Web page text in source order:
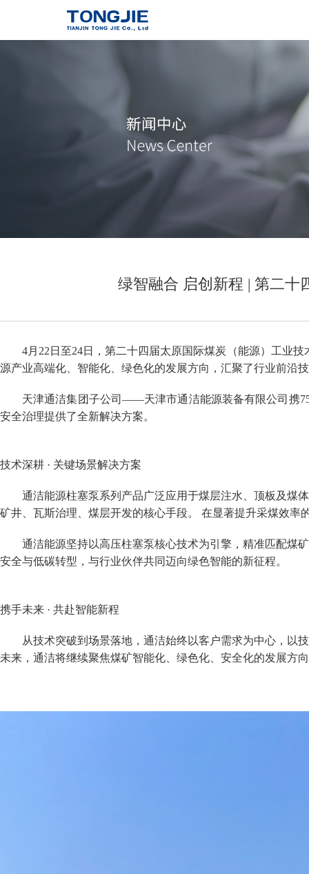
绿智融合 启创新程 | 第二十
4月22日至24日，第二十四届太原国际煤炭（能源）工业
源产业高端化、智能化、绿色化的发展方向，汇聚了行业前沿
天津通洁集团子公司——天津市通洁能源装备有限公司携
安全治理提供了全新解决方案。
技术深耕 · 关键场景解决方案
通洁能源柱塞泵系列产品广泛应用于煤层注水、顶板及煤
矿井、瓦斯治理、煤层开发的核心手段。 在显著提升采煤效
通洁能源坚持以高压柱塞泵核心技术为引擎，精准匹配煤
安全与低碳转型，与行业伙伴共同迈向绿色智能的新征程。
携手未来 · 共赴智能新程
从技术突破到场景落地，通洁始终以客户需求为中心，以
未来，通洁将继续聚焦煤矿智能化、绿色化、安全化的发展方